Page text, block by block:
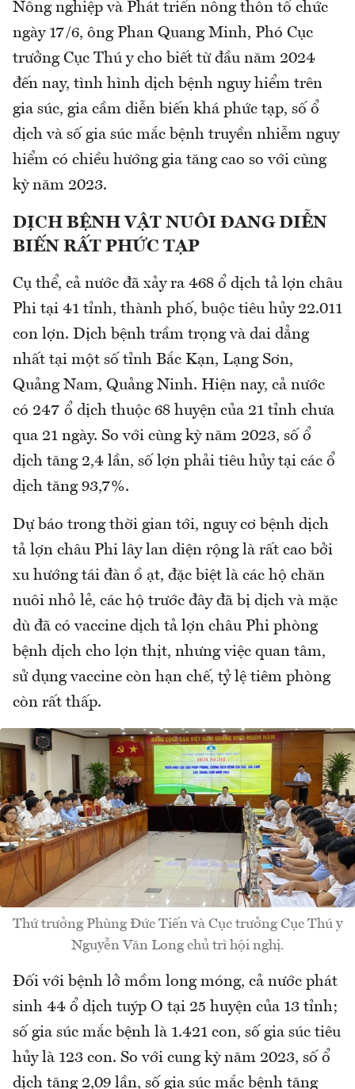
Nông nghiệp và Phát triển nông thôn tổ chức
ngày 17/6, ông Phan Quang Minh, Phó Cục
trưởng Cục Thú y cho biết từ đầu năm 2024
đến nay, tình hình dịch bệnh nguy hiểm trên
gia súc, gia cầm diễn biến khá phức tạp, số ổ
dịch và số gia súc mắc bệnh truyền nhiễm nguy
hiểm có chiều hướng gia tăng cao so với cùng
kỳ năm 2023.
DỊCH BỆNH VẬT NUÔI ĐANG DIỄN
BIẾN RẤT PHỨC TẠP
Cụ thể, cả nước đã xảy ra 468 ổ dịch tả lợn châu
Phi tại 41 tỉnh, thành phố, buộc tiêu hủy 22.011
con lợn. Dịch bệnh trầm trọng và dai dẳng
nhất tại một số tỉnh Bắc Kạn, Lạng Sơn,
Quảng Nam, Quảng Ninh. Hiện nay, cả nước
có 247 ổ dịch thuộc 68 huyện của 21 tỉnh chưa
qua 21 ngày. So với cùng kỳ năm 2023, số ổ
dịch tăng 2,4 lần, số lợn phải tiêu hủy tại các ổ
dịch tăng 93,7%.
Dự báo trong thời gian tới, nguy cơ bệnh dịch
tả lợn châu Phi lây lan diện rộng là rất cao bởi
xu hướng tái đàn ồ ạt, đặc biệt là các hộ chăn
nuôi nhỏ lẻ, các hộ trước đây đã bị dịch và mặc
dù đã có vaccine dịch tả lợn châu Phi phòng
bệnh dịch cho lợn thịt, nhưng việc quan tâm,
sử dụng vaccine còn hạn chế, tỷ lệ tiêm phòng
còn rất thấp.
Thứ trưởng Phùng Đức Tiến và Cục trưởng Cục Thú y
Nguyễn Văn Long chủ trì hội nghị.
Đối với bệnh lở mồm long móng, cả nước phát
sinh 44 ổ dịch tuýp O tại 25 huyện của 13 tỉnh;
số gia súc mắc bệnh là 1.421 con, số gia súc tiêu
hủy là 123 con. So với cung kỳ năm 2023, số ổ
dịch tăng 2,09 lần, số gia súc mắc bệnh tăng